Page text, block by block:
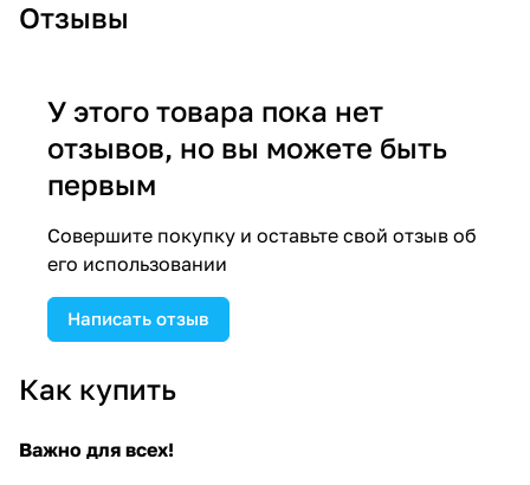
Отзывы
У этого товара пока нет
отзывов, но вы можете быть
первым
Совершите покупку и оставьте свой отзыв об
его использовании
Написать отзыв
Как купить
Важно для всех!